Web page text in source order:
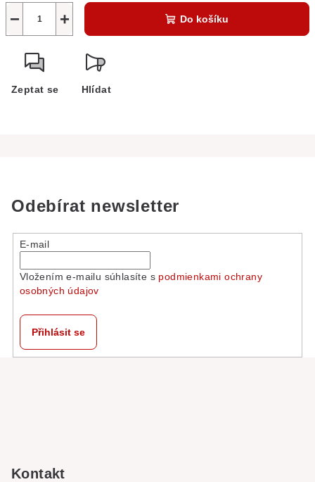
+
− Do košíku
Zeptat se Hlídat
Odebírat newsletter
E-mail
Vložením e-mailu súhlasíte s podmienkami ochrany
osobných údajov
Přihlásit se
Kontakt